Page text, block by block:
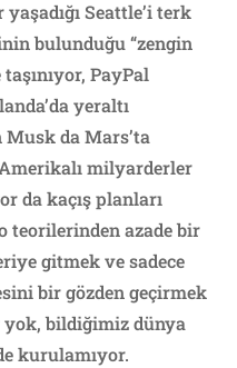
Seattle’i terk
bulunduğu “zengin
taşınıyor, PayPal
yeraltı
da Mars’ta
milyarderler
da kaçış planları
teorilerinden azade bir
gitmek ve sadece
bir gözden geçirmek
yok, bildiğimiz dünya
kurulamıyor.